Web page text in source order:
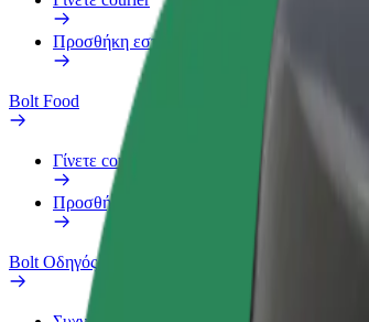
Προσθήκη εστιατορίου ή καταστήματος
Bolt Food
Γίνετε courier
Προσθήκη εστιατορίου ή καταστήματος
Bolt Οδηγός